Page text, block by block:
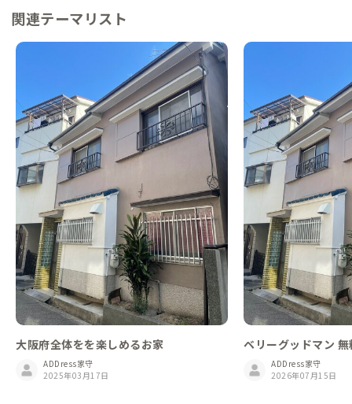
関連テーマリスト
大阪府全体をを楽しめるお家
ADDress家守
2025年03月17日
ベリーグッドマン
ADDress家守
2026年07月15日